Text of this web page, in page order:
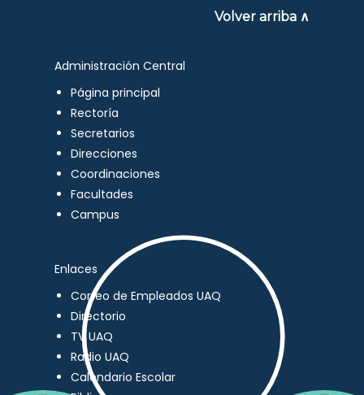
Volver arriba ∧
Administración Central
Página principal
Rectoría
Secretarios
Direcciones
Coordinaciones
Facultades
Campus
Enlaces
Correo de Empleados UAQ
Directorio
TV UAQ
Radio UAQ
Calendario Escolar